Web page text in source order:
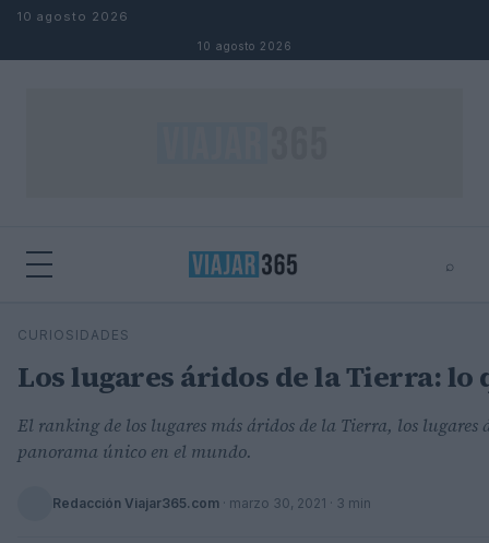
Saltar al contenido
10 agosto 2026
10 agosto 2026
⌕
Buscar
CURIOSIDADES
Los lugares áridos de la Tierra: lo
El ranking de los lugares más áridos de la Tierra, los lugares
panorama único en el mundo.
Redacción Viajar365.com · marzo 30, 2021 · 3 min